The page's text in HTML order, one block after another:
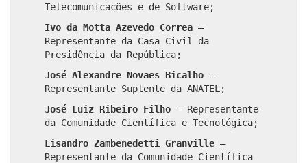
Telecomunicações e de Software;
Ivo da Motta Azevedo Correa –
Representante da Casa Civil da
Presidência da República;
José Alexandre Novaes Bicalho –
Representante Suplente da ANATEL;
José Luiz Ribeiro Filho – Representante
da Comunidade Científica e Tecnológica;
Lisandro Zambenedetti Granville –
Representante da Comunidade Científica